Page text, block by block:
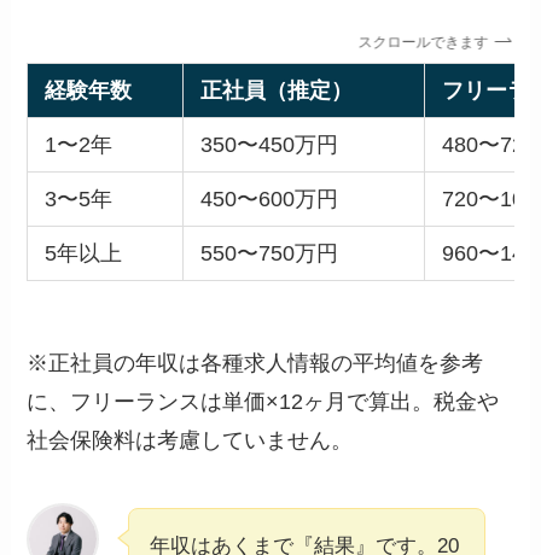
スクロールできます
経験年数 正社員（推定） フリーラ
1〜2年 350〜450万円 480〜720
3〜5年 450〜600万円 720〜
5年以上 550〜750万円 960〜
※正社員の年収は各種求人情報の平均値を参考
に、フリーランスは単価×12ヶ月で算出。税金や
社会保険料は考慮していません。
年収はあくまで『結果』です。20